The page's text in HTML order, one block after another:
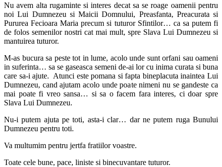
Nu avem alta rugaminte si interes decat sa se roage oamenii pentru
noi Lui Dumnezeu si Maicii Domnului, Preasfanta, Preacurata si
Pururea Fecioara Maria precum si tuturor Sfintilor… ca sa putem fi
de folos semenilor nostri cat mai mult, spre Slava Lui Dumnezeu si
mantuirea tuturor.
M-as bucura sa peste tot in lume, acolo unde sunt orfani sau oameni
in suferinta… sa se gaseasca semeni de-ai lor cu inima curata si buna
care sa-i ajute. Atunci este pomana si fapta bineplacuta inaintea Lui
Dumnezeu, cand ajutam acolo unde poate nimeni nu se gandeste ca
mai poate fi vreo sansa… si sa o facem fara interes, ci doar spre
Slava Lui Dumnezeu.
Nu-i putem ajuta pe toti, asta-i clar… dar ne putem ruga Bunului
Dumnezeu pentru toti.
Va multumim pentru jertfa fratiilor voastre.
Toate cele bune, pace, liniste si binecuvantare tuturor.